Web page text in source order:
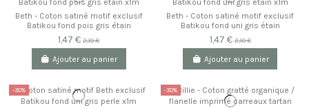
Beth - Coton satiné motif exclusif
Batikou fond pois gris étain
1,47 €2,10 €
Ajouter au panier
Beth - Coton satiné motif exclusif
Batikou fond uni gris étain
1,47 €2,10 €
Ajouter au panier
-30% -30%